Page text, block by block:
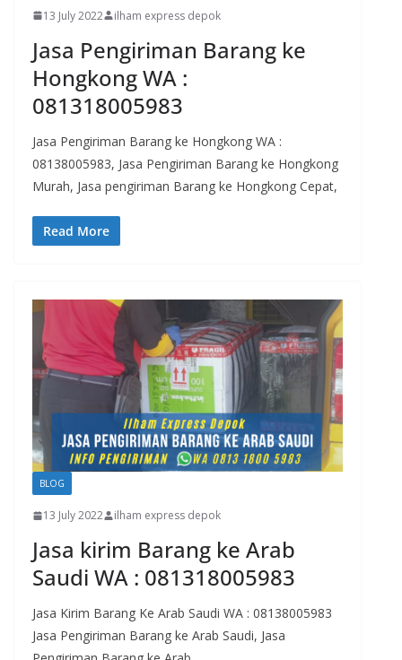
13 July 2022 ilham express depok
Jasa Pengiriman Barang ke
Hongkong WA :
081318005983
Jasa Pengiriman Barang ke Hongkong WA :
08138005983, Jasa Pengiriman Barang ke Hongkong
Murah, Jasa pengiriman Barang ke Hongkong Cepat,
Read More
BLOG
13 July 2022 ilham express depok
Jasa kirim Barang ke Arab
Saudi WA : 081318005983
Jasa Kirim Barang Ke Arab Saudi WA : 08138005983
Jasa Pengiriman Barang ke Arab Saudi, Jasa